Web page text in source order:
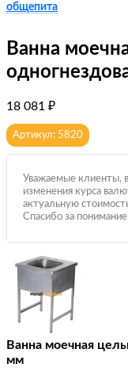
общепита
Ванна
18 081 ₽
Артикул: 5820
Уважаемые клиенты,
изменения курса
актуальную
Спасибо за
Ванна моечная
мм